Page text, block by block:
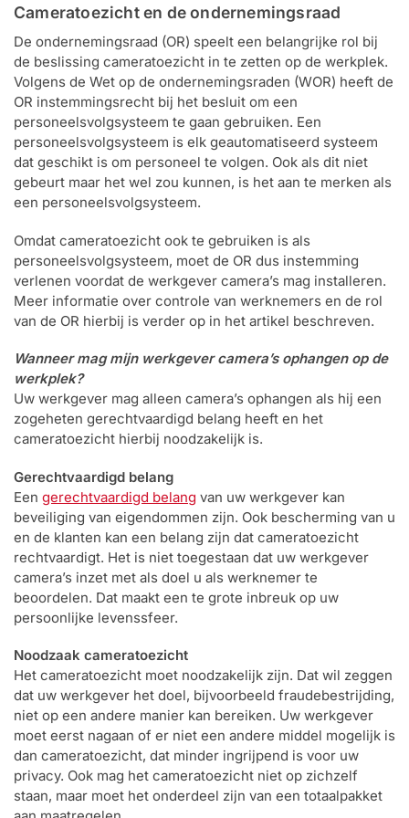
Help &
service
Cameratoezicht en de ondernemingsraad
De ondernemingsraad (OR) speelt een belangrijke rol bij
de beslissing cameratoezicht in te zetten op de werkplek.
Volgens de Wet op de ondernemingsraden (WOR) heeft de
OR instemmingsrecht bij het besluit om een
personeelsvolgsysteem te gaan gebruiken. Een
personeelsvolgsysteem is elk geautomatiseerd systeem
dat geschikt is om personeel te volgen. Ook als dit niet
gebeurt maar het wel zou kunnen, is het aan te merken als
een personeelsvolgsysteem.
Omdat cameratoezicht ook te gebruiken is als
personeelsvolgsysteem, moet de OR dus instemming
verlenen voordat de werkgever camera’s mag installeren.
Meer informatie over controle van werknemers en de rol
van de OR hierbij is verder op in het artikel beschreven.
Wanneer mag mijn werkgever camera’s ophangen op de
werkplek?
Uw werkgever mag alleen camera’s ophangen als hij een
zogeheten gerechtvaardigd belang heeft en het
cameratoezicht hierbij noodzakelijk is.
Gerechtvaardigd belang
Een gerechtvaardigd belang van uw werkgever kan
beveiliging van eigendommen zijn. Ook bescherming van u
en de klanten kan een belang zijn dat cameratoezicht
rechtvaardigt. Het is niet toegestaan dat uw werkgever
camera’s inzet met als doel u als werknemer te
beoordelen. Dat maakt een te grote inbreuk op uw
persoonlijke levenssfeer.
Noodzaak cameratoezicht
Het cameratoezicht moet noodzakelijk zijn. Dat wil zeggen
dat uw werkgever het doel, bijvoorbeeld fraudebestrijding,
niet op een andere manier kan bereiken. Uw werkgever
moet eerst nagaan of er niet een andere middel mogelijk is
dan cameratoezicht, dat minder ingrijpend is voor uw
privacy. Ook mag het cameratoezicht niet op zichzelf
staan, maar moet het onderdeel zijn van een totaalpakket